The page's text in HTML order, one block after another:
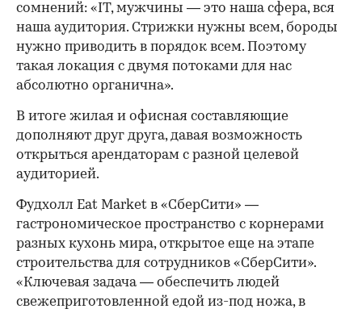
сомнений: «IT, мужчины — это наша сфера, вся
наша аудитория. Стрижки нужны всем, бороды
нужно приводить в порядок всем. Поэтому
такая локация с двумя потоками для нас
абсолютно органична».
В итоге жилая и офисная составляющие
дополняют друг друга, давая возможность
открыться арендаторам с разной целевой
аудиторией.
Фудхолл Eat Market в «СберСити» —
гастрономическое пространство с корнерами
разных кухонь мира, открытое еще на этапе
строительства для сотрудников «СберСити».
«Ключевая задача — обеспечить людей
свежеприготовленной едой из-под ножа, в